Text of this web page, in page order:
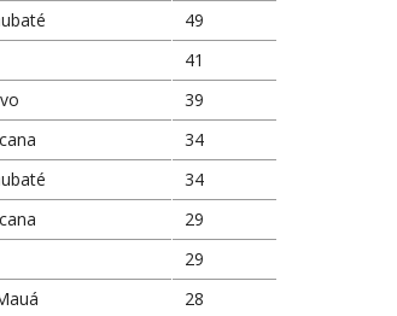
49
41
39
34
34
29
29
28